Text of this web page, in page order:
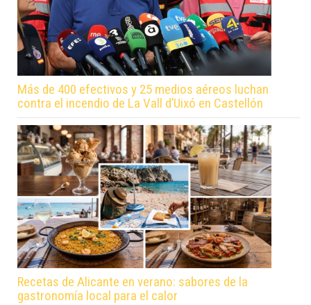
Más de 400 efectivos y 25 medios aéreos luchan
contra el incendio de La Vall d’Uixó en Castellón
Recetas de Alicante en verano: sabores de la
gastronomía local para el calor